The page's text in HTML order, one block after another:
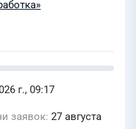
г., 09:17
заявок 27 августа